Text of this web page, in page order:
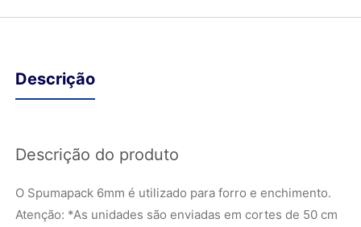
Descrição
Descrição do produto
O Spumapack 6mm é utilizado para forro e enchimento.
Atenção: *As unidades são enviadas em cortes de 50 cm